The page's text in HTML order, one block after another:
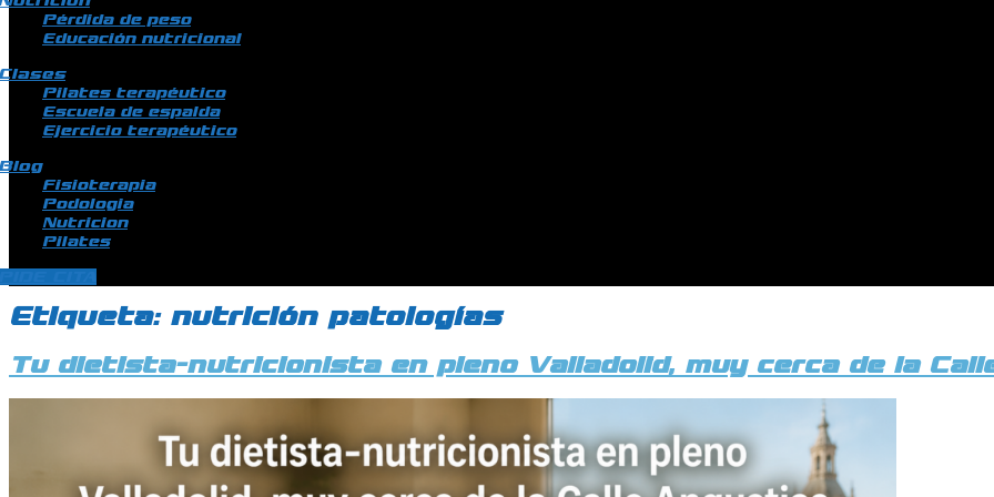
Pérdida de peso
Educación nutricional
Pilates terapéutico
Escuela de espalda
Ejercicio terapéutico
Fisioterapia
Podologia
Nutricion
Pilates
Etiqueta: nutrición patologías
Tu dietista-nutricionista en pleno Valladolid, muy cerca de la